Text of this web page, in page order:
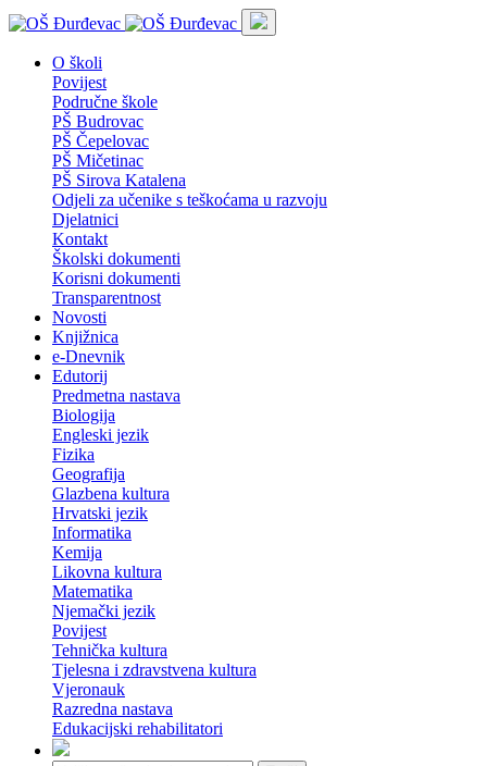
O školi
Povijest
Područne škole
PŠ Budrovac
PŠ Čepelovac
PŠ Mičetinac
PŠ Sirova Katalena
Odjeli za učenike s teškoćama u razvoju
Djelatnici
Kontakt
Školski dokumenti
Korisni dokumenti
Transparentnost
Novosti
Knjižnica
e-Dnevnik
Edutorij
Predmetna nastava
Biologija
Engleski jezik
Fizika
Geografija
Glazbena kultura
Hrvatski jezik
Informatika
Kemija
Likovna kultura
Matematika
Njemački jezik
Povijest
Tehnička kultura
Tjelesna i zdravstvena kultura
Vjeronauk
Razredna nastava
Edukacijski rehabilitatori